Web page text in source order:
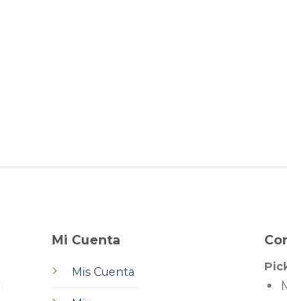
Mi Cuenta
Mis Cuenta